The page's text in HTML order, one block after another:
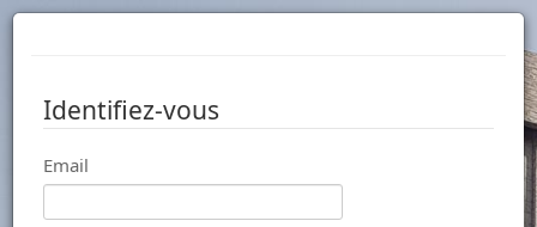
Identifiez-vous
Email